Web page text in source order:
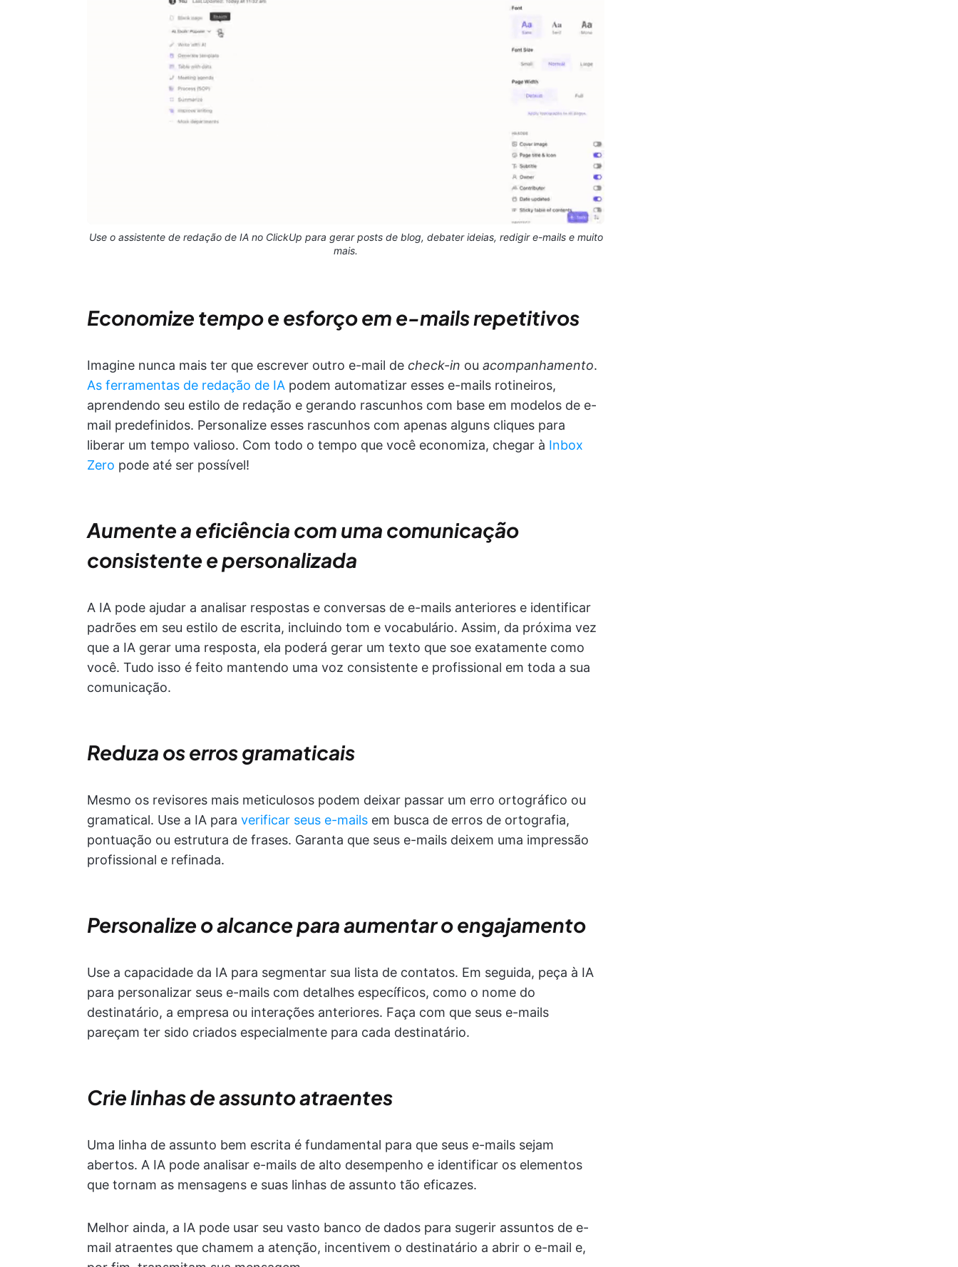
Use o assistente de redação de IA no ClickUp para gerar posts de blog, debater ideias, redigir e-mails e muito
mais.
Economize tempo e esforço em e-mails repetitivos
Imagine nunca mais ter que escrever outro e-mail de check-in ou acompanhamento.
As ferramentas de redação de IA podem automatizar esses e-mails rotineiros,
aprendendo seu estilo de redação e gerando rascunhos com base em modelos de e-
mail predefinidos. Personalize esses rascunhos com apenas alguns cliques para
liberar um tempo valioso. Com todo o tempo que você economiza, chegar à Inbox
Zero pode até ser possível!
Aumente a eficiência com uma comunicação
consistente e personalizada
A IA pode ajudar a analisar respostas e conversas de e-mails anteriores e identificar
padrões em seu estilo de escrita, incluindo tom e vocabulário. Assim, da próxima vez
que a IA gerar uma resposta, ela poderá gerar um texto que soe exatamente como
você. Tudo isso é feito mantendo uma voz consistente e profissional em toda a sua
comunicação.
Reduza os erros gramaticais
Mesmo os revisores mais meticulosos podem deixar passar um erro ortográfico ou
gramatical. Use a IA para verificar seus e-mails em busca de erros de ortografia,
pontuação ou estrutura de frases. Garanta que seus e-mails deixem uma impressão
profissional e refinada.
Personalize o alcance para aumentar o engajamento
Use a capacidade da IA para segmentar sua lista de contatos. Em seguida, peça à IA
para personalizar seus e-mails com detalhes específicos, como o nome do
destinatário, a empresa ou interações anteriores. Faça com que seus e-mails
pareçam ter sido criados especialmente para cada destinatário.
Crie linhas de assunto atraentes
Uma linha de assunto bem escrita é fundamental para que seus e-mails sejam
abertos. A IA pode analisar e-mails de alto desempenho e identificar os elementos
que tornam as mensagens e suas linhas de assunto tão eficazes.
Melhor ainda, a IA pode usar seu vasto banco de dados para sugerir assuntos de e-
mail atraentes que chamem a atenção, incentivem o destinatário a abrir o e-mail e,